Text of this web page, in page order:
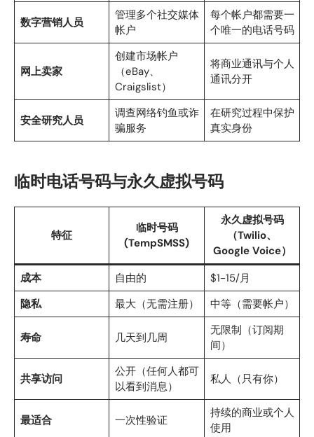
数字营销人员
管理多个社交媒体
帐户
每个帐户都需要一
个唯一的电话号码
网上卖家
创建市场帐户
（eBay、
Craigslist）
将商业通讯与个人
通讯分开
安全研究人员
调查网络钓鱼或诈
骗服务
在研究过程中保护
真实身份
临时电话号码与永久虚拟号码
特征
临时号码
(TempSMSS)
永久虚拟号码
（Twilio、
Google Voice）
成本
自由的
$1-15/月
隐私
最大（无需注册） 中等（需要帐户）
寿命 几天到几周
无限制（订阅期
间）
共享访问
公开（任何人都可
以看到消息）
私人（只有你）
最适合 一次性验证
持续的商业或个人
使用